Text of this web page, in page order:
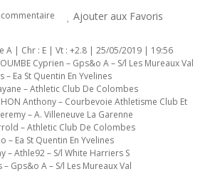
Ajouter aux Favoris
A | Chr : E | Vt : +2.8 | 25/05/2019 | 19:56
Cyprien – Gps&o A – S/l Les Mureaux Val
– Ea St Quentin En Yvelines
– Athletic Club De Colombes
Anthony – Courbevoie Athletisme Club Et
– A. Villeneuve La Garenne
– Athletic Club De Colombes
– Ea St Quentin En Yvelines
– Athle92 – S/l White Harriers S
– Gps&o A – S/l Les Mureaux Val